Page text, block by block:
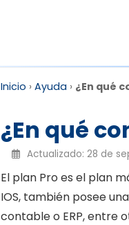
Inicio › Ayuda › ¿En qué
¿En qué
Actualizado: 28 de
El plan Pro es el plan
IOS, también posee
contable o ERP, entre